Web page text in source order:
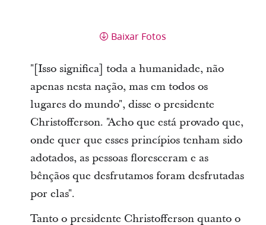
Baixar Fotos
"[Isso significa] toda a humanidade, não
apenas nesta nação, mas em todos os
lugares do mundo", disse o presidente
Christofferson. "Acho que está provado que,
onde quer que esses princípios tenham sido
adotados, as pessoas floresceram e as
bênçãos que desfrutamos foram desfrutadas
por elas".
Tanto o presidente Christofferson quanto o